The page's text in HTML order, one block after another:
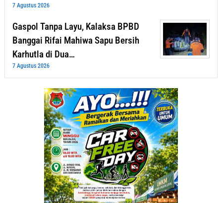
7 Agustus 2026
Gaspol Tanpa Layu, Kalaksa BPBD
Banggai Rifai Mahiwa Sapu Bersih
Karhutla di Dua…
7 Agustus 2026